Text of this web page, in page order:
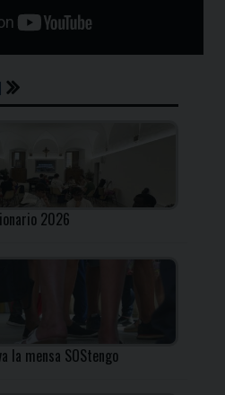
2026
la mensa SOStengo